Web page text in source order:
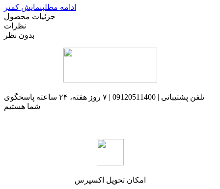
ادامه مطلبنمایش کمتر
جزئیات محصول
نظرات
بدون نظر
تلفن پشتیبانی | 09120511400 | ۷ روز هفته، ۲۴ ساعته پاسخگوی
شما هستیم
امکان تحویل اکسپرس